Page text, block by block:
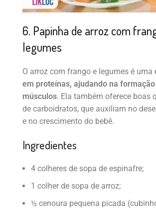
6. Papinha de arroz com
legumes
O arroz com frango e legumes é uma
em proteínas, ajudando na
músculos. Ela também oferece boas
de carboidratos, que auxiliam no
e no crescimento do bebê.
Ingredientes
4 colheres de sopa de espinafre;
1 colher de sopa de arroz;
½ cenoura pequena picada